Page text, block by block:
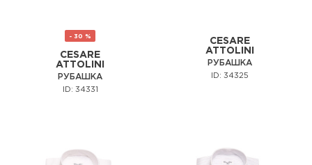
- 30 %
CESARE
ATTOLINI
РУБАШКА
ID: 34331
CESARE
ATTOLINI
РУБАШКА
ID: 34325